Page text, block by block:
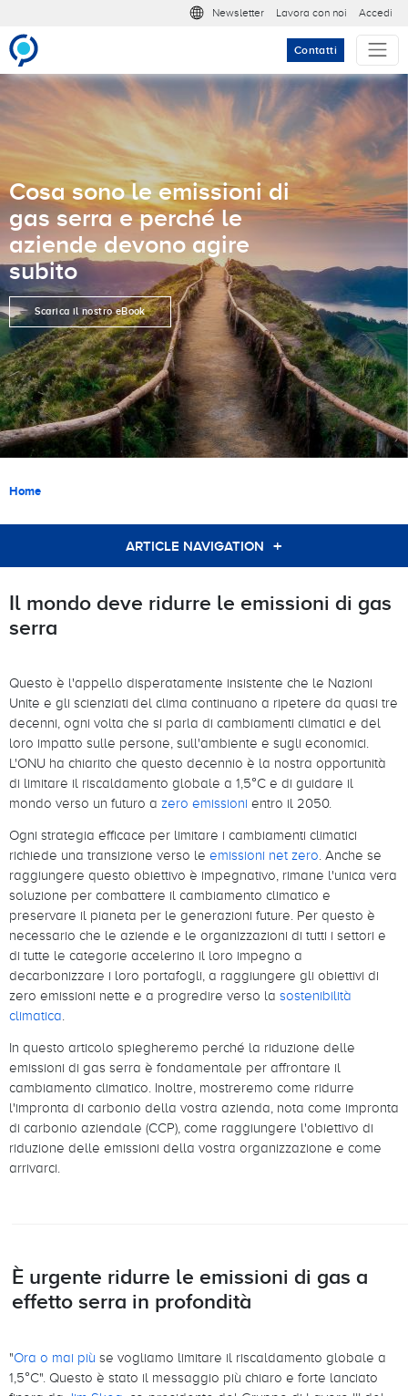
Meta nav
Newsletter Lavora con noi Accedi
Contatti
Cosa sono le emissioni di
gas serra e perché le
aziende devono agire
subito
Scarica il nostro eBook
Briciole di pane
Home
ARTICLE NAVIGATION
Il mondo deve ridurre le emissioni di gas
serra
Questo è l'appello disperatamente insistente che le Nazioni
Unite e gli scienziati del clima continuano a ripetere da quasi tre
decenni, ogni volta che si parla di cambiamenti climatici e del
loro impatto sulle persone, sull'ambiente e sugli economici.
L'ONU ha chiarito che questo decennio è la nostra opportunità
di limitare il riscaldamento globale a 1,5°C e di guidare il
mondo verso un futuro a zero emissioni entro il 2050.
Ogni strategia efficace per limitare i cambiamenti climatici
richiede una transizione verso le emissioni net zero. Anche se
raggiungere questo obiettivo è impegnativo, rimane l'unica vera
soluzione per combattere il cambiamento climatico e
preservare il pianeta per le generazioni future. Per questo è
necessario che le aziende e le organizzazioni di tutti i settori e
di tutte le categorie accelerino il loro impegno a
decarbonizzare i loro portafogli, a raggiungere gli obiettivi di
zero emissioni nette e a progredire verso la sostenibilità
climatica.
In questo articolo spiegheremo perché la riduzione delle
emissioni di gas serra è fondamentale per affrontare il
cambiamento climatico. Inoltre, mostreremo come ridurre
l'impronta di carbonio della vostra azienda, nota come impronta
di carbonio aziendale (CCP), come raggiungere l'obiettivo di
riduzione delle emissioni della vostra organizzazione e come
arrivarci.
È urgente ridurre le emissioni di gas a
effetto serra in profondità
"Ora o mai più se vogliamo limitare il riscaldamento globale a
1,5°C". Questo è stato il messaggio più chiaro e forte lanciato